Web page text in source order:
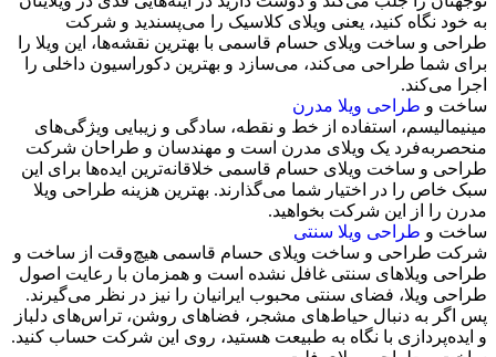
به خود نگاه کنید، یعنی ویلای کلاسیک را می‌پسندید و شرکت
طراحی و ساخت ویلای حسام قاسمی با بهترین نقشه‌ها، این ویلا را
برای شما طراحی می‌کند، می‌سازد و بهترین دکوراسیون داخلی را
اجرا می‌کند.
ساخت و طراحی ویلا مدرن
مینیمالیسم، استفاده از خط و نقطه، سادگی و زیبایی ویژگی‌های
منحصربه‌فرد یک ویلای مدرن است و مهندسان و طراحان شرکت
طراحی و ساخت ویلای حسام قاسمی خلاقانه‌ترین ایده‌ها برای این
سبک خاص را در اختیار شما می‌گذارند. بهترین هزینه طراحی ویلا
مدرن را از این شرکت بخواهید.
ساخت و طراحی ویلا سنتی
شرکت طراحی و ساخت ویلای حسام قاسمی هیچ‌وقت از ساخت و
طراحی ویلاهای سنتی غافل نشده است و همزمان با رعایت اصول
طراحی ویلا، فضای سنتی محبوب ایرانیان را نیز در نظر می‌گیرند.
پس اگر به دنبال حیاط‌های مشجر، فضاهای روشن، تراس‌های دلباز
و ایده‌پردازی با نگاه به طبیعت هستید، روی این شرکت حساب کنید.